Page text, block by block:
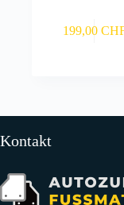
199,00
Kontakt